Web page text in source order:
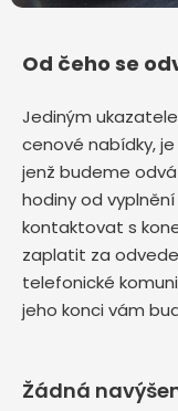
Od čeho se
Jediným
cenové nabídky,
jenž budeme
hodiny od
kontaktovat s
zaplatit za
telefonické
jeho konci vám
Žádná